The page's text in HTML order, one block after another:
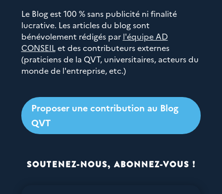
Le Blog est 100 % sans publicité ni finalité
lucrative. Les articles du blog sont
bénévolement rédigés par l'équipe AD
CONSEILet des contributeurs externes
(praticiens de la QVT, universitaires, acteurs du
monde de l'entreprise, etc.)
Proposer une contribution au Blog
QVT
SOUTENEZ-NOUS, ABONNEZ-VOUS !